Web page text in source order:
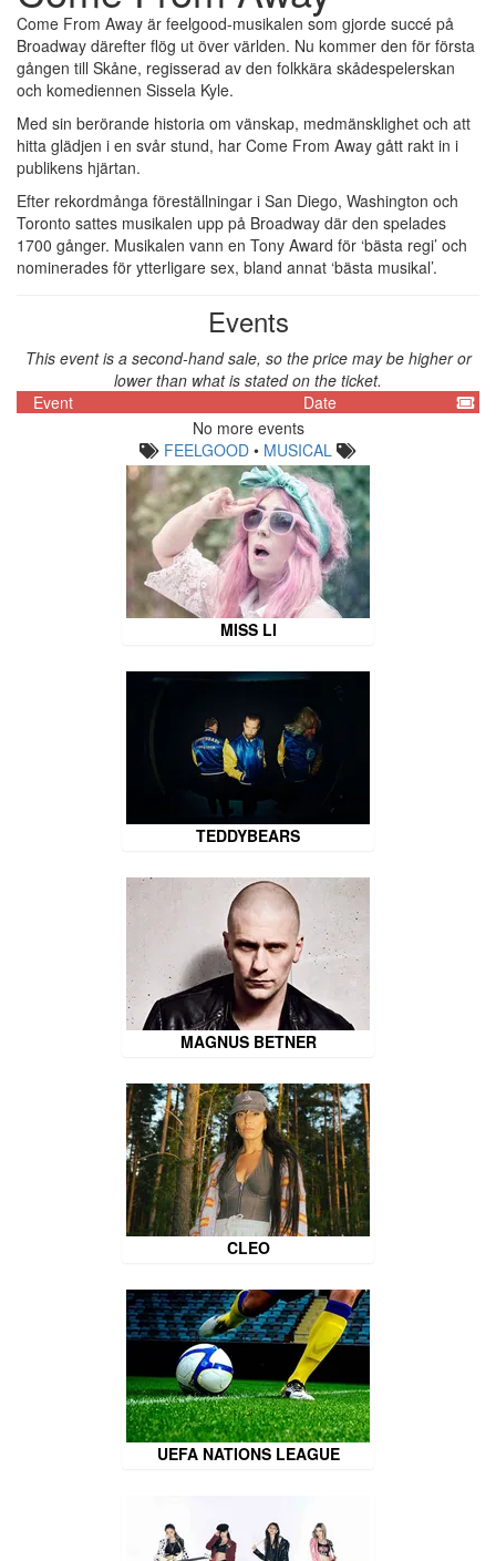
Come From Away är feelgood-musikalen som gjorde succé på
Broadway därefter flög ut över världen. Nu kommer den för första
gången till Skåne, regisserad av den folkkära skådespelerskan
och komediennen Sissela Kyle.
Med sin berörande historia om vänskap, medmänsklighet och att
hitta glädjen i en svår stund, har Come From Away gått rakt in i
publikens hjärtan.
Efter rekordmånga föreställningar i San Diego, Washington och
Toronto sattes musikalen upp på Broadway där den spelades
1700 gånger. Musikalen vann en Tony Award för ‘bästa regi’ och
nominerades för ytterligare sex, bland annat ‘bästa musikal’.
Events
This event is a second-hand sale, so the price may be higher or
lower than what is stated on the ticket.
Event
Date
No more events
FEELGOOD • MUSICAL
MISS LI
TEDDYBEARS
MAGNUS BETNER
CLEO
UEFA NATIONS LEAGUE